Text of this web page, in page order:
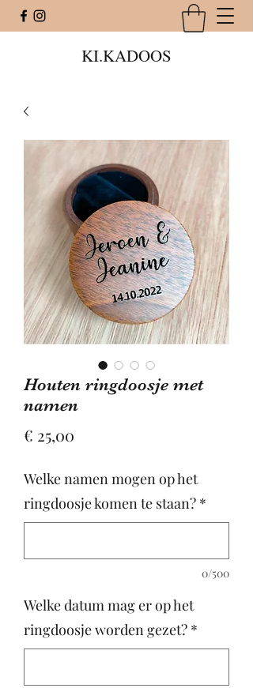
KI.KADOOS
Houten ringdoosje met
namen
€ 25,00
Welke namen mogen op het
ringdoosje komen te staan? *
0/500
Welke datum mag er op het
ringdoosje worden gezet? *